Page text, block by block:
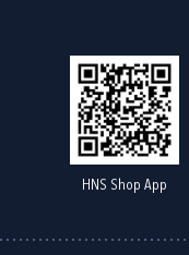
HNS Shop App